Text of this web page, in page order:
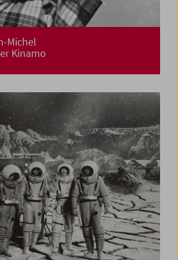
Michel
Kinamo